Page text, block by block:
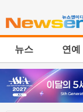
뉴스 연예